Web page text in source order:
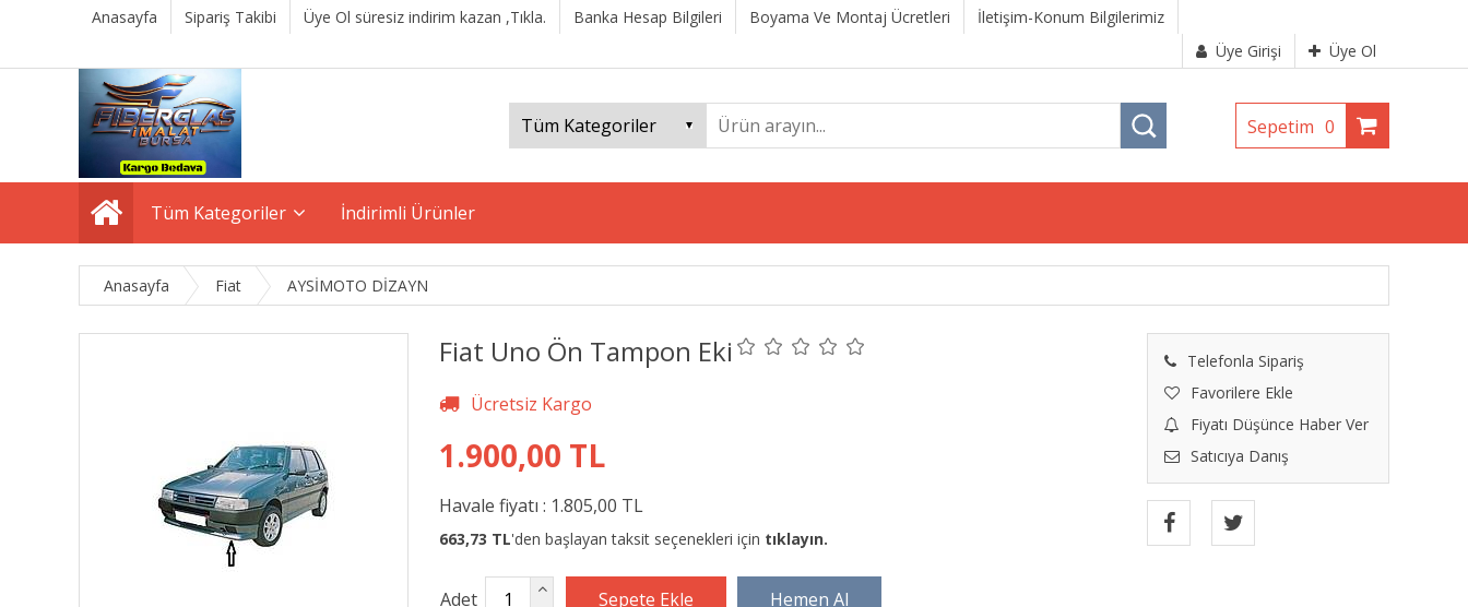
Anasayfa Sipariş Takibi Üye Ol süresiz indirim kazan ,Tıkla. Banka Hesap Bilgileri Boyama Ve Montaj Ücretleri
İletişim-Konum Bilgilerimiz
Üye Girişi
Üye Ol
Sepetim 0
Tüm Kategoriler İndirimli Ürünler
Anasayfa Fiat AYSİMOTO DİZAYN
Fiat Uno Ön Tampon Eki
Telefonla Sipariş
Favorilere Ekle
Fiyatı Düşünce Haber Ver
Satıcıya Danış
1.900,00 TL
Havale fiyatı : 1.805,00 TL
663,73 TL'den başlayan taksit seçenekleri için tıklayın.
Adet